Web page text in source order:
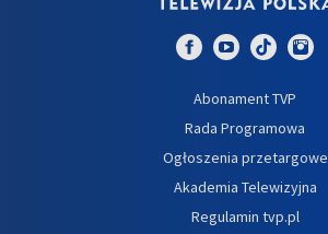
Abonament TVP
Rada Programowa
Ogłoszenia przetargowe
Akademia Telewizyjna
Regulamin tvp.pl